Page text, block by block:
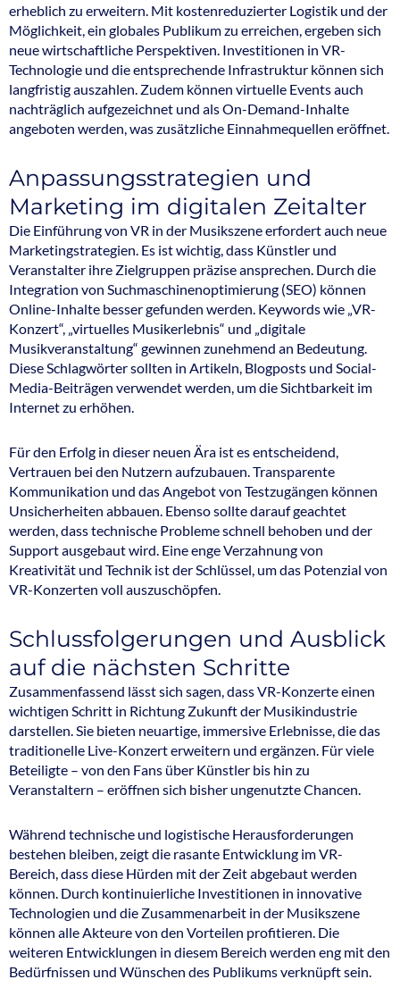
erheblich zu erweitern. Mit kostenreduzierter Logistik und der
Möglichkeit, ein globales Publikum zu erreichen, ergeben sich
neue wirtschaftliche Perspektiven. Investitionen in VR-
Technologie und die entsprechende Infrastruktur können sich
langfristig auszahlen. Zudem können virtuelle Events auch
nachträglich aufgezeichnet und als On-Demand-Inhalte
angeboten werden, was zusätzliche Einnahmequellen eröffnet.
Anpassungsstrategien und
Marketing im digitalen Zeitalter
Die Einführung von VR in der Musikszene erfordert auch neue
Marketingstrategien. Es ist wichtig, dass Künstler und
Veranstalter ihre Zielgruppen präzise ansprechen. Durch die
Integration von Suchmaschinenoptimierung (SEO) können
Online-Inhalte besser gefunden werden. Keywords wie „VR-
Konzert“, „virtuelles Musikerlebnis“ und „digitale
Musikveranstaltung“ gewinnen zunehmend an Bedeutung.
Diese Schlagwörter sollten in Artikeln, Blogposts und Social-
Media-Beiträgen verwendet werden, um die Sichtbarkeit im
Internet zu erhöhen.
Für den Erfolg in dieser neuen Ära ist es entscheidend,
Vertrauen bei den Nutzern aufzubauen. Transparente
Kommunikation und das Angebot von Testzugängen können
Unsicherheiten abbauen. Ebenso sollte darauf geachtet
werden, dass technische Probleme schnell behoben und der
Support ausgebaut wird. Eine enge Verzahnung von
Kreativität und Technik ist der Schlüssel, um das Potenzial von
VR-Konzerten voll auszuschöpfen.
Schlussfolgerungen und Ausblick
auf die nächsten Schritte
Zusammenfassend lässt sich sagen, dass VR-Konzerte einen
wichtigen Schritt in Richtung Zukunft der Musikindustrie
darstellen. Sie bieten neuartige, immersive Erlebnisse, die das
traditionelle Live-Konzert erweitern und ergänzen. Für viele
Beteiligte – von den Fans über Künstler bis hin zu
Veranstaltern – eröffnen sich bisher ungenutzte Chancen.
Während technische und logistische Herausforderungen
bestehen bleiben, zeigt die rasante Entwicklung im VR-
Bereich, dass diese Hürden mit der Zeit abgebaut werden
können. Durch kontinuierliche Investitionen in innovative
Technologien und die Zusammenarbeit in der Musikszene
können alle Akteure von den Vorteilen profitieren. Die
weiteren Entwicklungen in diesem Bereich werden eng mit den
Bedürfnissen und Wünschen des Publikums verknüpft sein.